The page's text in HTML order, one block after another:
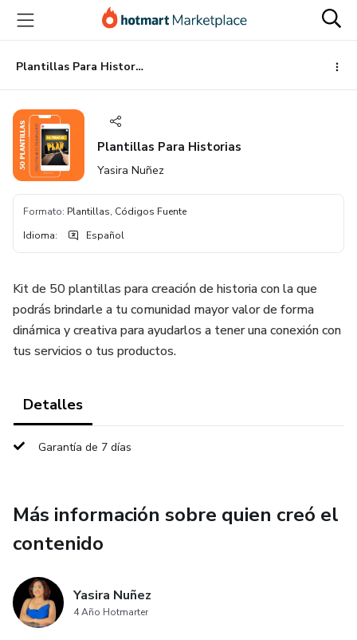
principal
página
de
página
Plantillas Para Historias
Plantillas Para Historias
Yasira Nuñez
Formato: Plantillas, Códigos Fuente
Idioma: Español
Kit de 50 plantillas para creación de historia con la que
podrás brindarle a tu comunidad mayor valor de forma
dinámica y creativa para ayudarlos a tener una conexión con
tus servicios o tus productos.
Detalles
Garantía de 7 días
Más información sobre quien creó el
contenido
Yasira Nuñez
4 Año Hotmarter